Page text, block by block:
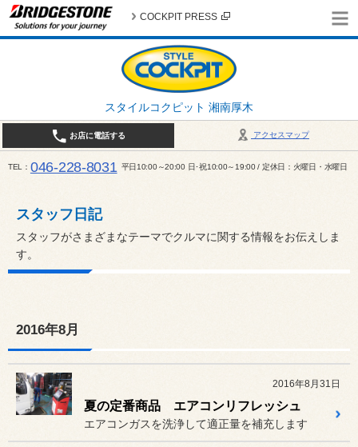
スタイルコクピット 湘南厚木
COCKPIT PRESS
アクセスマップ
お店に電話する
TEL 046-228-8031 平日10:00～20:00 日･祝10:00～19:00 / 定休日：火曜日・水曜日
スタッフ日記
スタッフがさまざまなテーマでクルマに関する情報をお伝えしま
す。
2016年8月
2016年8月31日
夏の定番商品 エアコンリフレッシュ
エアコンガスを洗浄して適正量を補充します